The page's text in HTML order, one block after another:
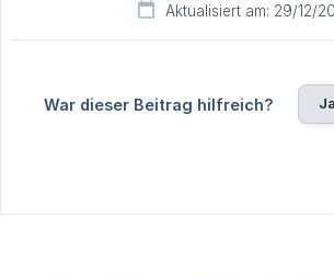
Aktualisiert am: 29/12/
War dieser Beitrag hilfreich? Ja